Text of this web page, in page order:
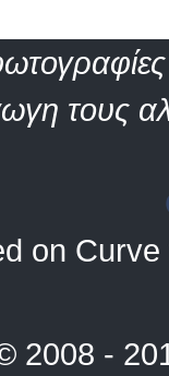
τους
on
2008 -